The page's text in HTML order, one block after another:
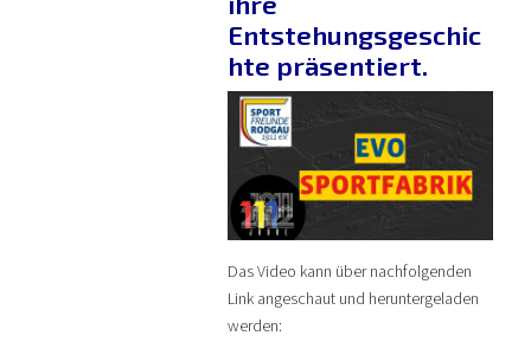
Entstehungsgeschic
hte präsentiert.
Das Video kann über nachfolgenden
Link angeschaut und heruntergeladen
werden: